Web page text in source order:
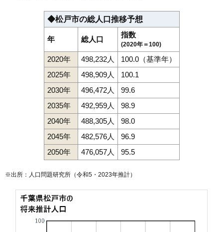
◆松戸市の総人口推移予想
年 総人口
指数
(2020年＝100)
2020年 498,232人
100.0（基準年）
2025年
498,909人
100.1
2030年
496,472人
99.6
2035年
492,959人
98.9
2040年
488,305人
98.0
2045年
482,576人
96.9
2050年
476,057人 95.5
※出所：人口問題研究所（令和5・2023年推計）